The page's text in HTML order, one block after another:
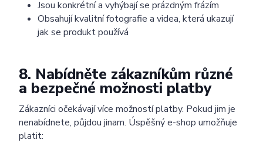
Jsou konkrétní a vyhýbají se prázdným frázím
Obsahují kvalitní fotografie a videa, která ukazují
jak se produkt používá
8. Nabídněte zákazníkům různé
a bezpečné možnosti platby
Zákazníci očekávají více možností platby. Pokud jim je
nenabídnete, půjdou jinam. Úspěšný e-shop umožňuje
platit: